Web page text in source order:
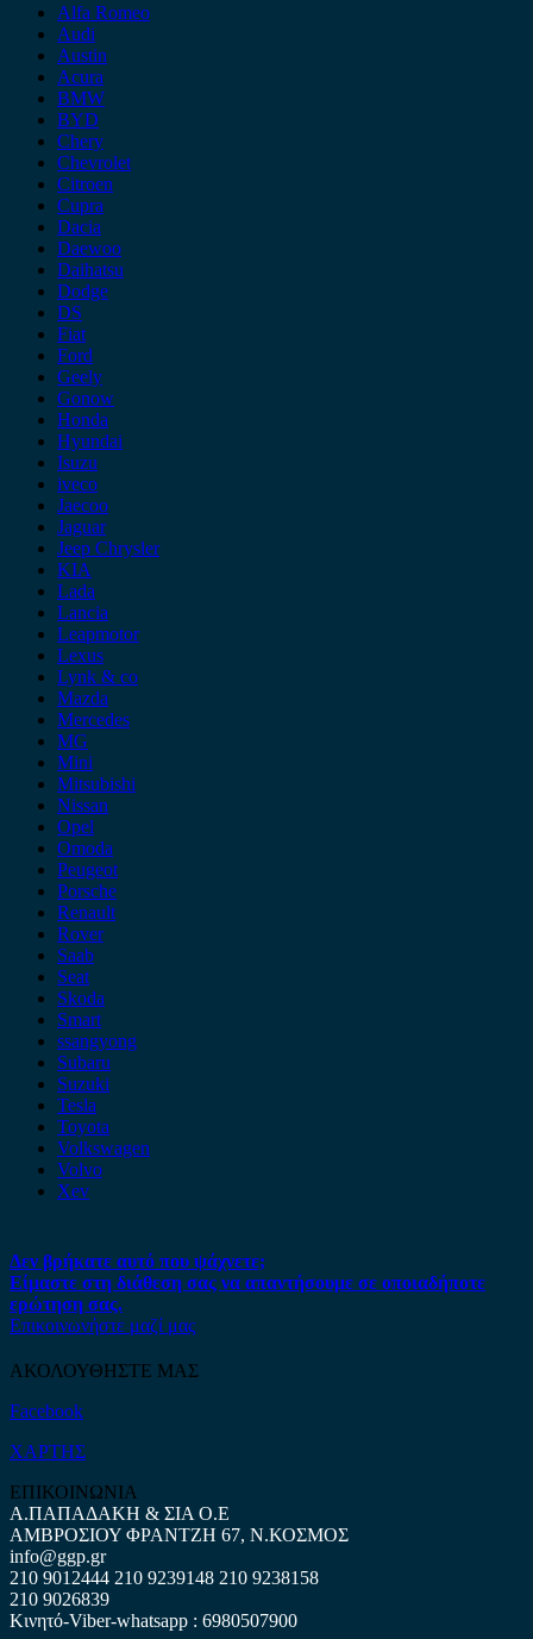
Alfa Romeo
Audi
Austin
Acura
BMW
BYD
Chery
Chevrolet
Citroen
Cupra
Dacia
Daewoo
Daihatsu
Dodge
DS
Fiat
Ford
Geely
Gonow
Honda
Hyundai
Isuzu
iveco
Jaecoo
Jaguar
Jeep Chrysler
KIA
Lada
Lancia
Leapmotor
Lexus
Lynk & co
Mazda
Mercedes
MG
Mini
Mitsubishi
Nissan
Opel
Omoda
Peugeot
Porsche
Renault
Rover
Saab
Seat
Skoda
Smart
ssangyong
Subaru
Suzuki
Tesla
Toyota
Volkswagen
Volvo
Xev
Δεν βρήκατε αυτό που ψάχνετε;
Είμαστε στη διάθεση σας να απαντήσουμε σε οποιαδήποτε
ερώτηση σας.
Επικοινωνήστε μαζί μας
ΑΚΟΛΟΥΘΗΣΤΕ ΜΑΣ
Facebook
ΧΑΡΤΗΣ
ΕΠΙΚΟΙΝΩΝΙΑ
Α.ΠΑΠΑΔΑΚΗ & ΣΙΑ Ο.Ε
ΑΜΒΡΟΣΙΟΥ ΦΡΑΝΤΖΗ 67, Ν.ΚΟΣΜΟΣ
info@ggp.gr
210 9012444 210 9239148 210 9238158
210 9026839
Κινητό-Viber-whatsapp : 6980507900